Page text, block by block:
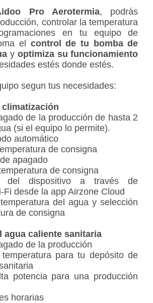
Pro Aerotermia, podrás
controlar la temperatura
en tu equipo de
el control de tu bomba de
y optimiza su funcionamiento
estés donde estés.
segun tus necesidades:
de la producción de hasta 2
(si el equipo lo permite).
automático
de consigna
apagado
de consigna
del dispositivo a través de
Fi desde la app Airzone Cloud
del agua y selección
de consigna
agua caliente sanitaria
de la producción
para tu depósito de
potencia para una producción
horarias